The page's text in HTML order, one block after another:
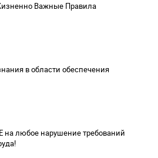
Важные Правила
в области обеспечения
любое нарушение требований